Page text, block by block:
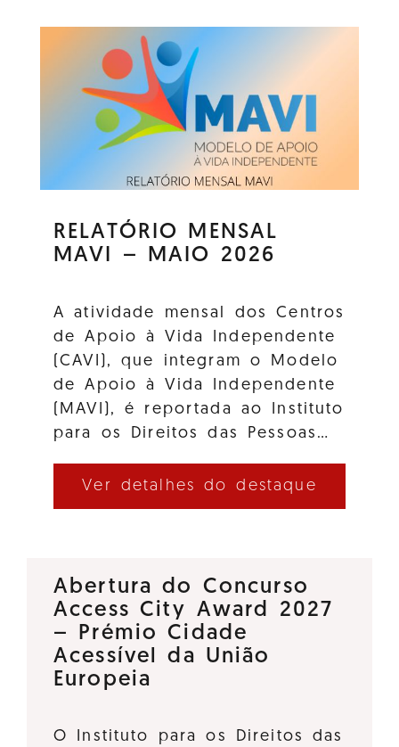
RELATÓRIO MENSAL
MAVI – MAIO 2026
A atividade mensal dos Centros
de Apoio à Vida Independente
(CAVI), que integram o Modelo
de Apoio à Vida Independente
(MAVI), é reportada ao Instituto
para os Direitos das Pessoas…
Ver detalhes do destaque
Abertura do Concurso
Access City Award 2027
– Prémio Cidade
Acessível da União
Europeia
O Instituto para os Direitos das